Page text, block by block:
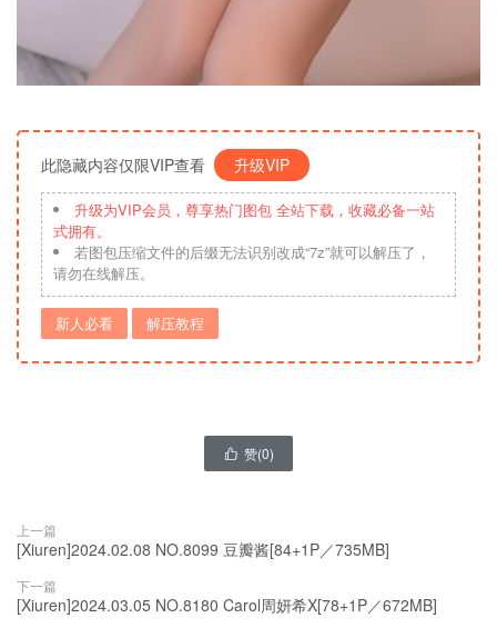
此隐藏内容仅限VIP查看 升级VIP
升级为VIP会员，尊享热门图包 全站下载，收藏必备一站
式拥有。
若图包压缩文件的后缀无法识别改成“7z”就可以解压了，
请勿在线解压。
新人必看 解压教程
 赞(0)
上一篇
[Xiuren]2024.02.08 NO.8099 豆瓣酱[84+1P／735MB]
下一篇
[Xiuren]2024.03.05 NO.8180 Carol周妍希X[78+1P／672MB]